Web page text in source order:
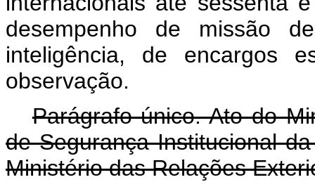
desempenho de missão
inteligência, de encargos
observação.
Parágrafo único. Ato do
de Segurança Institucional
Ministério das Relações